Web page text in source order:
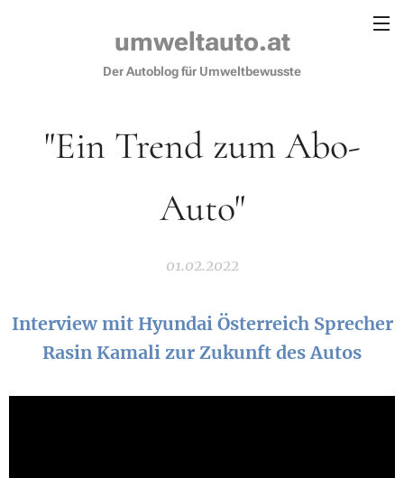
umweltauto.at
Der Autoblog für Umweltbewusste
"Ein Trend zum Abo-
Auto"
01.02.2022
Interview mit Hyundai Österreich Sprecher
Rasin Kamali zur Zukunft des Autos